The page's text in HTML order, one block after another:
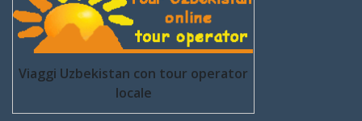
Viaggi Uzbekistan con tour operator
locale